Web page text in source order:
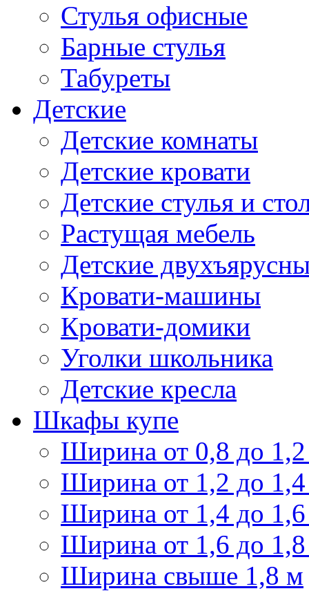
Стулья офисные
Барные стулья
Табуреты
Детские
Детские комнаты
Детские кровати
Детские стулья и
Растущая мебель
Детские
Кровати-машины
Кровати-домики
Уголки школьника
Детские кресла
Шкафы купе
Ширина от 0,8 до
Ширина от 1,2 до
Ширина от 1,4 до
Ширина от 1,6 до
Ширина свыше 1,8 м